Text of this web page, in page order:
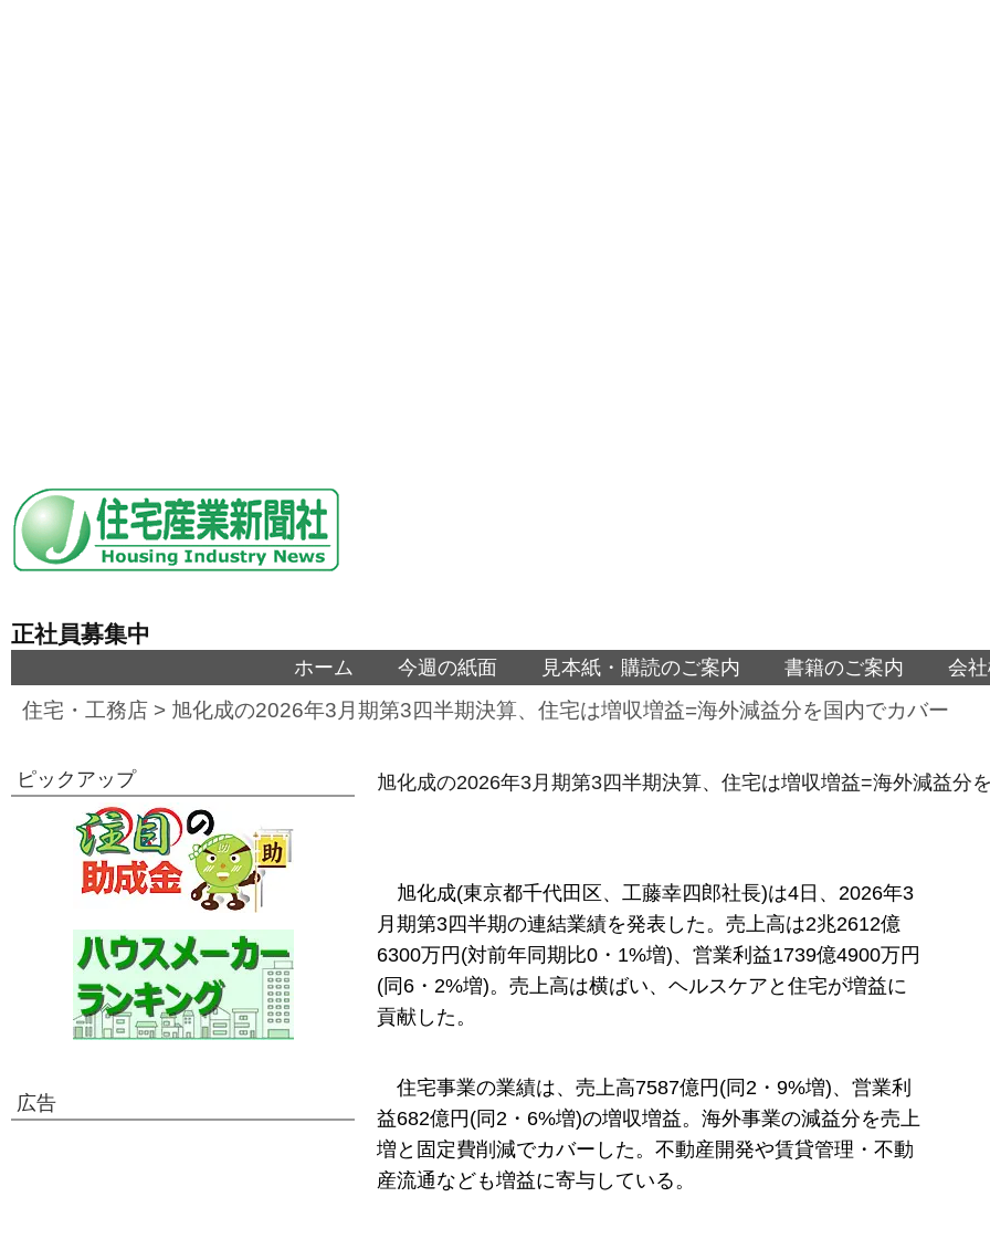
正社員募集中
ホーム 今週の紙面 見本紙・購読のご案内 書籍のご案内 会
住宅・工務店 > 旭化成の2026年3月期第3四半期決算、住宅は増収増益=海外減益分を国内でカバー
旭化成の2026年3月期第3四半期決算、住宅は増収増益=海外減益分
旭化成(東京都千代田区、工藤幸四郎社長)は4日、2026年3
月期第3四半期の連結業績を発表した。売上高は2兆2612億
6300万円(対前年同期比0・1%増)、営業利益1739億4900万円
(同6・2%増)。売上高は横ばい、ヘルスケアと住宅が増益に
貢献した。
住宅事業の業績は、売上高7587億円(同2・9%増)、営業利
益682億円(同2・6%増)の増収増益。海外事業の減益分を売上
増と固定費削減でカバーした。不動産開発や賃貸管理・不動
産流通なども増益に寄与している。
ピックアップ
広告